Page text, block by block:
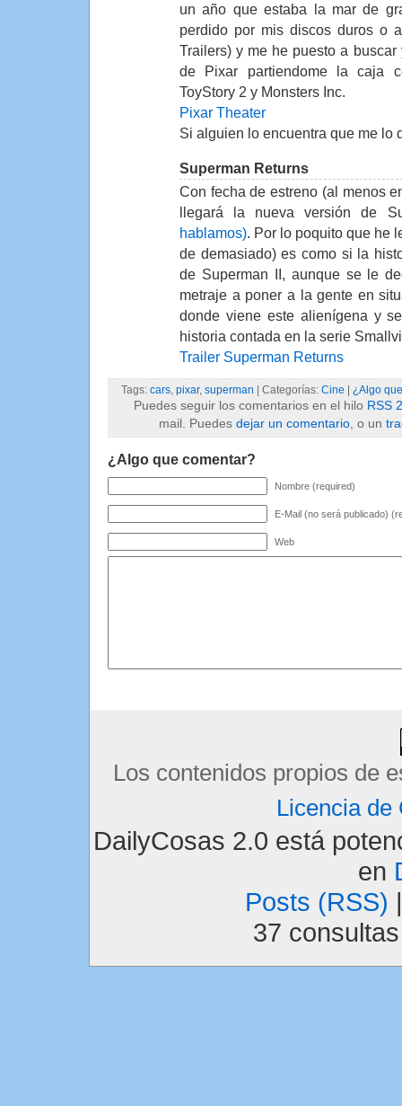
un año que estaba la mar de
perdido por mis discos duros o
Trailers) y me he puesto a
de Pixar partiendome la caja
ToyStory 2 y Monsters Inc.
Pixar Theater
Si alguien lo encuentra que me lo
Superman Returns
Con fecha de estreno (al menos
llegará la nueva versión de
hablamos) . Por lo poquito que he
de demasiado) es como si la
de Superman II, aunque se le
metraje a poner a la gente en
donde viene este alienígena y
historia contada en la serie
Trailer Superman Returns
Tags: cars, pixar, superman | Categorías: Cine ¿Algo
Puedes seguir los comentarios en el hilo RSS
mail. Puedes dejar un comentario , o un
¿Algo que comentar?
Nombre (required)
E-Mail (no será publicado)
Web
Los contenidos propios de
Licencia de
DailyCosas 2.0 está
en
Posts (RSS)
37